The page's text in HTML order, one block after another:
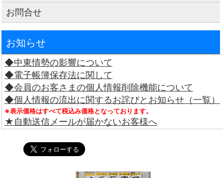
お問合せ
お知らせ
◆中東情勢の影響について
◆電子帳簿保存法に関して
◆会員のお客さまの個人情報削除機能について
◆個人情報の流出に関するお詫びとお知らせ（一覧）
※表示価格はすべて税込み価格となっております。
★自動送信メールが届かないお客様へ